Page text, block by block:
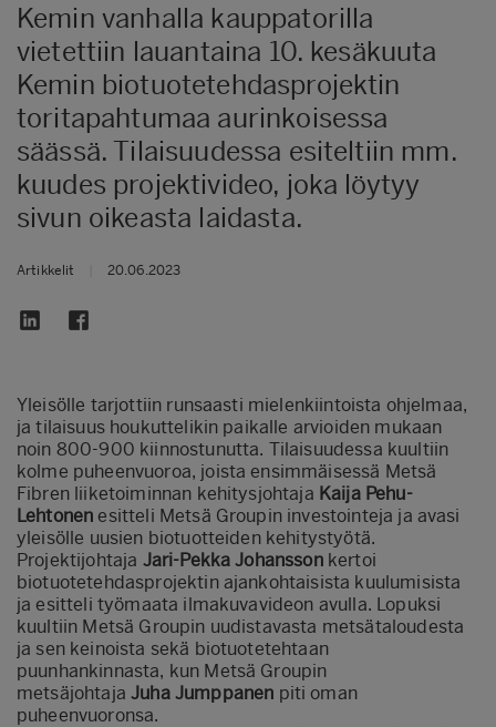
Kemin vanhalla kauppatorilla
vietettiin lauantaina 10. kesäkuuta
Kemin biotuotetehdasprojektin
toritapahtumaa aurinkoisessa
säässä. Tilaisuudessa esiteltiin mm.
kuudes projektivideo, joka löytyy
sivun oikeasta laidasta.
Artikkelit 20.06.2023
Yleisölle tarjottiin runsaasti mielenkiintoista ohjelmaa,
ja tilaisuus houkuttelikin paikalle arvioiden mukaan
noin 800-900 kiinnostunutta. Tilaisuudessa kuultiin
kolme puheenvuoroa, joista ensimmäisessä Metsä
Fibren liiketoiminnan kehitysjohtaja Kaija Pehu-
Lehtonen esitteli Metsä Groupin investointeja ja avasi
yleisölle uusien biotuotteiden kehitystyötä.
Projektijohtaja Jari-Pekka Johanssonkertoi
biotuotetehdasprojektin ajankohtaisista kuulumisista
ja esitteli työmaata ilmakuvavideon avulla. Lopuksi
kuultiin Metsä Groupin uudistavasta metsätaloudesta
ja sen keinoista sekä biotuotetehtaan
puunhankinnasta, kun Metsä Groupin
metsäjohtajaJuha Jumppanen piti oman
puheenvuoronsa.